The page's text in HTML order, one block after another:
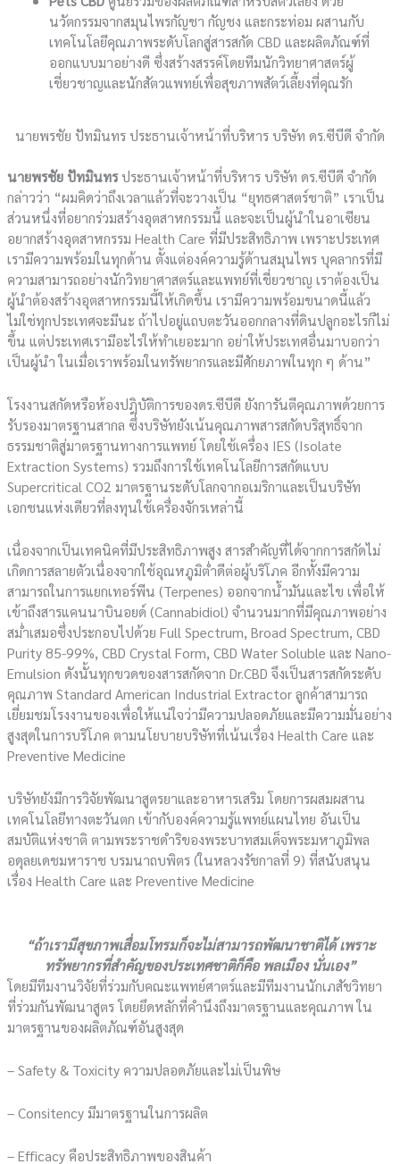
นวัตกรรมจากสมุนไพรกัญชา กัญชง และกระท่อม ผสานกับ
เทคโนโลยีคุณภาพระดับโลกสู่สารสกัด CBD และผลิตภัณฑ์ที่
ออกแบบมาอย่างดี ซึ่งสร้างสรรค์โดยทีมนักวิทยาศาสตร์ผู้
เชี่ยวชาญและนักสัตวแพทย์เพื่อสุขภาพสัตว์เลี้ยงที่คุณรัก
นายพรชัย ปัทมินทร ประธานเจ้าหน้าที่บริหาร บริษัท ดร.ซีบีดี จำกัด
นายพรชัย ปัทมินทรประธานเจ้าหน้าที่บริหาร บริษัท ดร.ซีบีดี จำกัด
กล่าวว่า “ผมคิดว่าถึงเวลาแล้วที่จะวางเป็น “ยุทธศาสตร์ชาติ” เราเป็น
ส่วนหนึ่งที่อยากร่วมสร้างอุตสาหกรรมนี้ และจะเป็นผู้นำในอาเซียน
อยากสร้างอุตสาหกรรม Health Care ที่มีประสิทธิภาพ เพราะประเทศ
เรามีความพร้อมในทุกด้าน ตั้งแต่องค์ความรู้ด้านสมุนไพร บุคลากรที่มี
ความสามารถอย่างนักวิทยาศาสตร์และแพทย์ที่เชี่ยวชาญ เราต้องเป็น
ผู้นำต้องสร้างอุตสาหกรรมนี้ให้เกิดขึ้น เรามีความพร้อมขนาดนี้แล้ว
ไม่ใช่ทุกประเทศจะมีนะ ถ้าไปอยู่แถบตะวันออกกลางที่ดินปลูกอะไรก็ไม่
ขึ้น แต่ประเทศเรามีอะไรให้ทำเยอะมาก อย่าให้ประเทศอื่นมาบอกว่า
เป็นผู้นำ ในเมื่อเราพร้อมในทรัพยากรและมีศักยภาพในทุก ๆ ด้าน”
โรงงานสกัดหรือห้องปฎิบัติการของดร.ซีบีดี ยังการันตีคุณภาพด้วยการ
รับรองมาตรฐานสากล ซึ่งบริษัทยังเน้นคุณภาพสารสกัดบริสุทธิ์จาก
ธรรมชาติสู่มาตรฐานทางการแพทย์ โดยใช้เครื่อง IES (Isolate
Extraction Systems) รวมถึงการใช้เทคโนโลยีการสกัดแบบ
Supercritical CO2 มาตรฐานระดับโลกจากอเมริกาและเป็นบริษัท
เอกชนแห่งเดียวที่ลงทุนใช้เครื่องจักรเหล่านี้
เนื่องจากเป็นเทคนิคที่มีประสิทธิภาพสูง สารสำคัญที่ได้จากการสกัดไม่
เกิดการสลายตัวเนื่องจากใช้อุณหภูมิต่ำดีต่อผู้บริโภค อีกทั้งมีความ
สามารถในการแยกเทอร์พีน (Terpenes) ออกจากน้ำมันและไข เพื่อให้
เข้าถึงสารแคนนาบินอยด์ (Cannabidiol) จำนวนมากที่มีคุณภาพอย่าง
สม่ำเสมอซึ่งประกอบไปด้วย Full Spectrum, Broad Spectrum, CBD
Purity 85-99%, CBD Crystal Form, CBD Water Soluble และ Nano-
Emulsion ดังนั้นทุกขวดของสารสกัดจาก Dr.CBD จึงเป็นสารสกัดระดับ
คุณภาพ Standard American Industrial Extractor ลูกค้าสามารถ
เยี่ยมชมโรงงานของเพื่อให้แน่ใจว่ามีความปลอดภัยและมีความมั่นอย่าง
สูงสุดในการบริโภค ตามนโยบายบริษัทที่เน้นเรื่อง Health Care และ
Preventive Medicine
บริษัทยังมีการวิจัยพัฒนาสูตรยาและอาหารเสริม โดยการผสมผสาน
เทคโนโลยีทางตะวันตก เข้ากับองค์ความรู้แพทย์แผนไทย อันเป็น
สมบัติแห่งชาติ ตามพระราชดำริของพระบาทสมเด็จพระมหาภูมิพล
อดุลยเดชมหาราช บรมนาถบพิตร (ในหลวงรัชกาลที่ 9) ที่สนับสนุน
เรื่อง Health Care และ Preventive Medicine
“ถ้าเรามีสุขภาพเสื่อมโทรมก็จะไม่สามารถพัฒนาชาติได้ เพราะ
ทรัพยากรที่สำคัญของประเทศชาติก็คือ พลเมือง นั่นเอง”
โดยมีทีมงานวิจัยที่ร่วมกับคณะแพทย์ศาตร์และมีทีมงานนักเภสัชวิทยา
ที่ร่วมกันพัฒนาสูตร โดยยึดหลักที่คำนึงถึงมาตรฐานและคุณภาพ ใน
มาตรฐานของผลิตภัณฑ์อันสูงสุด
– Safety & Toxicity ความปลอดภัยและไม่เป็นพิษ
– Consitency มีมาตรฐานในการผลิต
– Efficacy คือประสิทธิภาพของสินค้า